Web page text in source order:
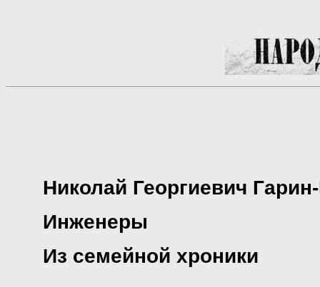
Николай Георгиевич
Инженеры
Из семейной хроники